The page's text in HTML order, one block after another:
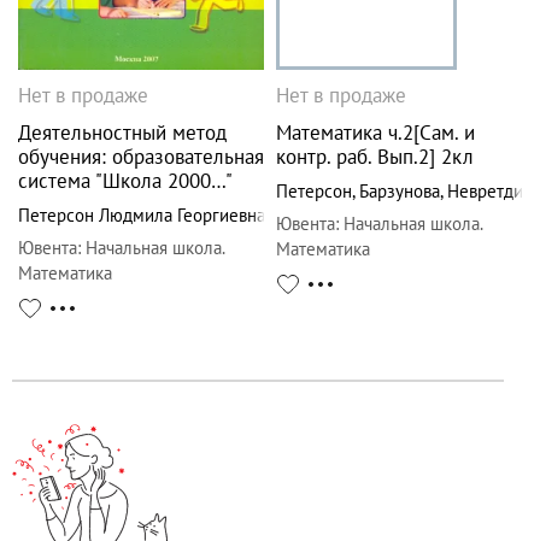
Нет в продаже
Деятельностный метод
обучения: образовательная
система "Школа 2000…"
Петерсон Людмила Георгиевна
Ювента: Начальная школа.
Математика
Нет в продаже
Математика ч.2[Сам. и
контр. раб. Вып.2] 2кл
Петерсон, Барзунова,
Ювента: Начальная школа.
Математика